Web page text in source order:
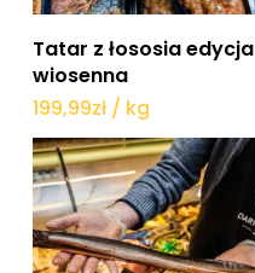
Dodaj do koszyka
Tatar z łososia edycja
wiosenna
199,99zł / kg